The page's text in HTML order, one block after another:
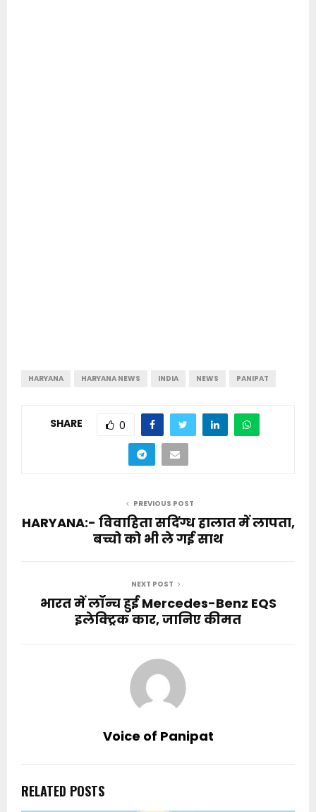
HARYANA HARYANA NEWS INDIA NEWS PANIPAT
SHARE 0
PREVIOUS POST
HARYANA:- विवाहिता सदिंग्ध हालात में लापता,
बच्चो को भी ले गई साथ
NEXT POST
भारत में लॉन्च हुई Mercedes-Benz EQS
इलेक्ट्रिक कार, जानिए कीमत
Voice of Panipat
RELATED POSTS